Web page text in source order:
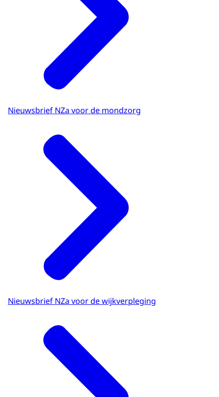
Nieuwsbrief NZa voor de mondzorg
Nieuwsbrief NZa voor de wijkverpleging